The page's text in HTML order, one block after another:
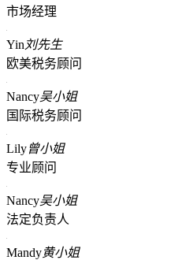
市场经理
Yin 刘先生
欧美税务顾问
Nancy吴小姐
国际税务顾问
Lily曾小姐
专业顾问
Nancy吴小姐
法定负责人
Mandy黄小姐